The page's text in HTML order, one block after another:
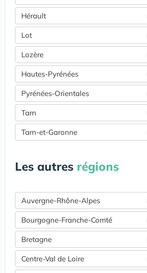
Hérault
Lot
Lozère
Hautes-Pyrénées
Pyrénées-Orientales
Tarn
Tarn-et-Garonne
Les autres régions
Auvergne-Rhône-Alpes
Bourgogne-Franche-Comté
Bretagne
Centre-Val de Loire